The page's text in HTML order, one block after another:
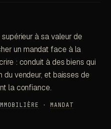
à sa valeur de
un mandat face à la
: conduit à des biens qui
du vendeur, et baisses de
la confiance.
· MANDAT